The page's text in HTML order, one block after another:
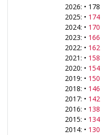
2026: • 178
2025: • 174
2024: • 170
2023: • 166
2022: • 162
2021: • 158
2020: • 154
2019: • 150
2018: • 146
2017: • 142
2016: • 138
2015: • 134
2014: • 130